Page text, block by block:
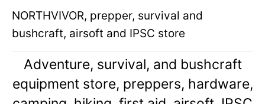
NORTHVIVOR, prepper, survival and
bushcraft, airsoft and IPSC store
Adventure, survival, and bushcraft
equipment store, preppers, hardware,